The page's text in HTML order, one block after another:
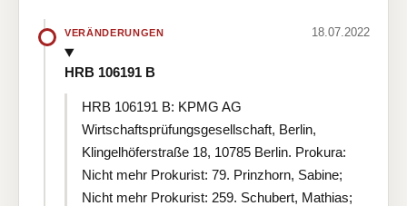
VERÄNDERUNGEN 18.07.2022
HRB 106191 B
HRB 106191 B: KPMG AG
Wirtschaftsprüfungsgesellschaft, Berlin,
Klingelhöferstraße 18, 10785 Berlin. Prokura:
Nicht mehr Prokurist: 79. Prinzhorn, Sabine;
Nicht mehr Prokurist: 259. Schubert, Mathias;